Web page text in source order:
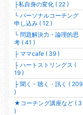
├私自身の変化 ( 22 )
└ パーソナルコーチング
申し込み ( 12 )
└ 問題解決力・論理的思
考 ( 41 )
├ ママcafe ( 39 )
├ ハートストリングス (
19 )
├ 聞く・聴く・訊く ( 209
)
★コーチング講座など ( 3
)